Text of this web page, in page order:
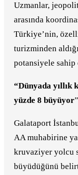
Uzmanlar,
arasında
Türkiye’nin,
turizminden
potansiyele
“Dünyada yıllık
yüzde 8 büyüyor”
Galataport
AA muhabirine
kruvaziyer yolcu
büyüdüğünü